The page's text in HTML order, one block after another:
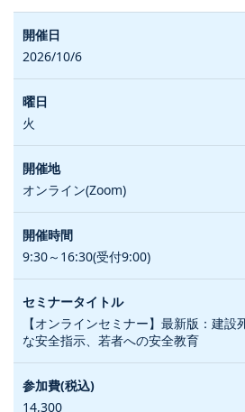
2026/10/6
火
オンライン(Zoom)
9:30～16:30(受付9:00)
【オンラインセミナー】最新版：建
な安全指示、若者への安全教育
14,300